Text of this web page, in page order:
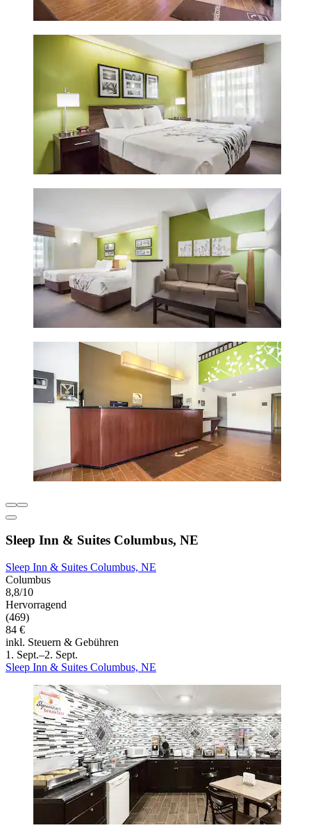
Sleep Inn & Suites Columbus, NE
Sleep Inn & Suites Columbus, NE
Columbus
8,8/10
Hervorragend
(469)
84 €
inkl. Steuern & Gebühren
1. Sept.–2. Sept.
Sleep Inn & Suites Columbus, NE